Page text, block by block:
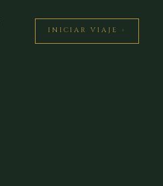
INICIAR VIAJE ›